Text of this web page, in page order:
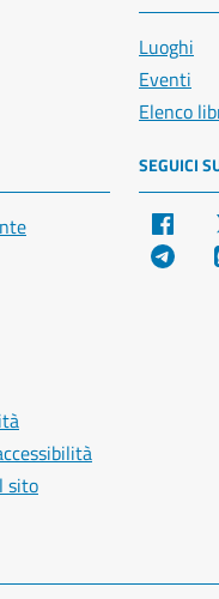
Luoghi
Eventi
Elenco
sito
SEGUICI